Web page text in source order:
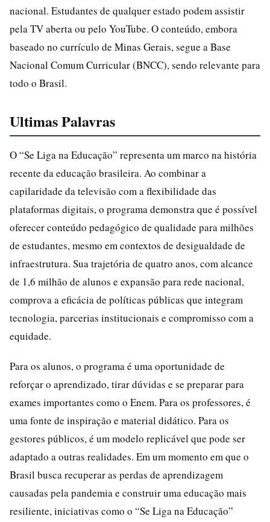
nacional. Estudantes de qualquer estado podem assistir
pela TV aberta ou pelo YouTube. O conteúdo, embora
baseado no currículo de Minas Gerais, segue a Base
Nacional Comum Curricular (BNCC), sendo relevante para
todo o Brasil.
Ultimas Palavras
O “Se Liga na Educação” representa um marco na história
recente da educação brasileira. Ao combinar a
capilaridade da televisão com a flexibilidade das
plataformas digitais, o programa demonstra que é possível
oferecer conteúdo pedagógico de qualidade para milhões
de estudantes, mesmo em contextos de desigualdade de
infraestrutura. Sua trajetória de quatro anos, com alcance
de 1,6 milhão de alunos e expansão para rede nacional,
comprova a eficácia de políticas públicas que integram
tecnologia, parcerias institucionais e compromisso com a
equidade.
Para os alunos, o programa é uma oportunidade de
reforçar o aprendizado, tirar dúvidas e se preparar para
exames importantes como o Enem. Para os professores, é
uma fonte de inspiração e material didático. Para os
gestores públicos, é um modelo replicável que pode ser
adaptado a outras realidades. Em um momento em que o
Brasil busca recuperar as perdas de aprendizagem
causadas pela pandemia e construir uma educação mais
resiliente, iniciativas como o “Se Liga na Educação”